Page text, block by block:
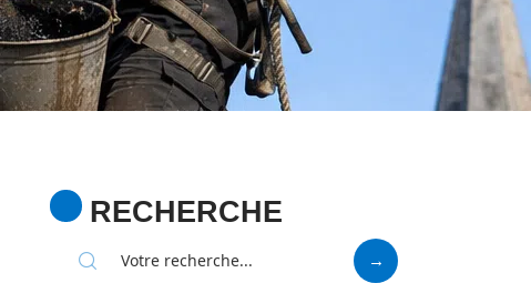
RECHERCHE